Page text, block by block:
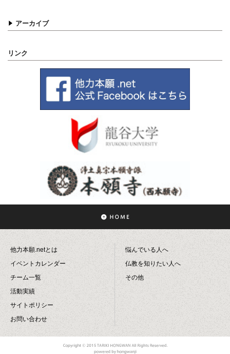
アーカイブ
リンク
他力本願.netとは
イベントカレンダー
チーム一覧
活動実績
サイトポリシー
お問い合わせ
悩んでいる人へ
仏教を知りたい人へ
その他